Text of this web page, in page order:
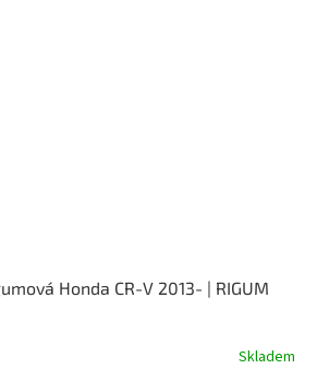
Honda CR-V 2013- | RIGUM
Skladem